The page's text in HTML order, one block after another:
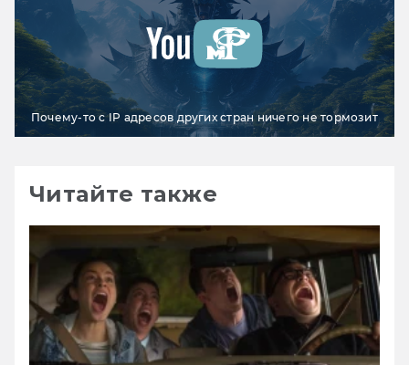
Почему-то с IP адресов других стран ничего не тормозит
Читайте также